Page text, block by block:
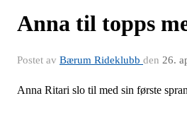
Anna til topps
Postet av Bærum Rideklubb den 26.
Anna Ritari slo til med sin første